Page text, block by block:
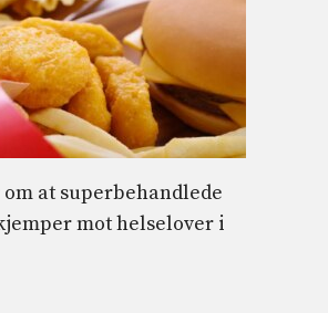
at superbehandlede
mot helselover i